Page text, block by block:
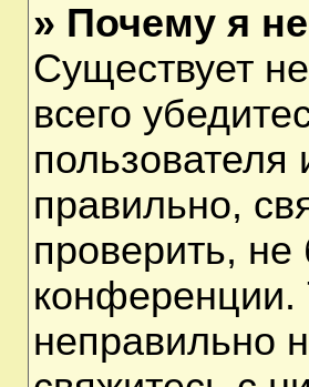
» Почему я
Существует
всего
правильно,
проверить,
конференции.
неправильно